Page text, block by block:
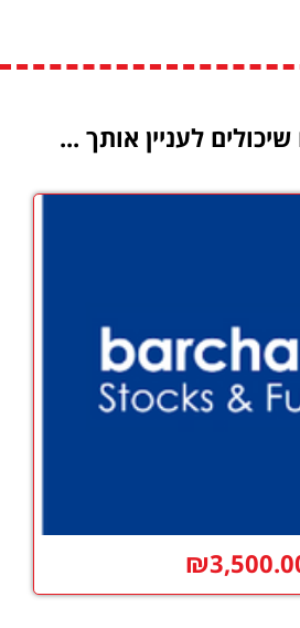
לעניין אותך ...
₪